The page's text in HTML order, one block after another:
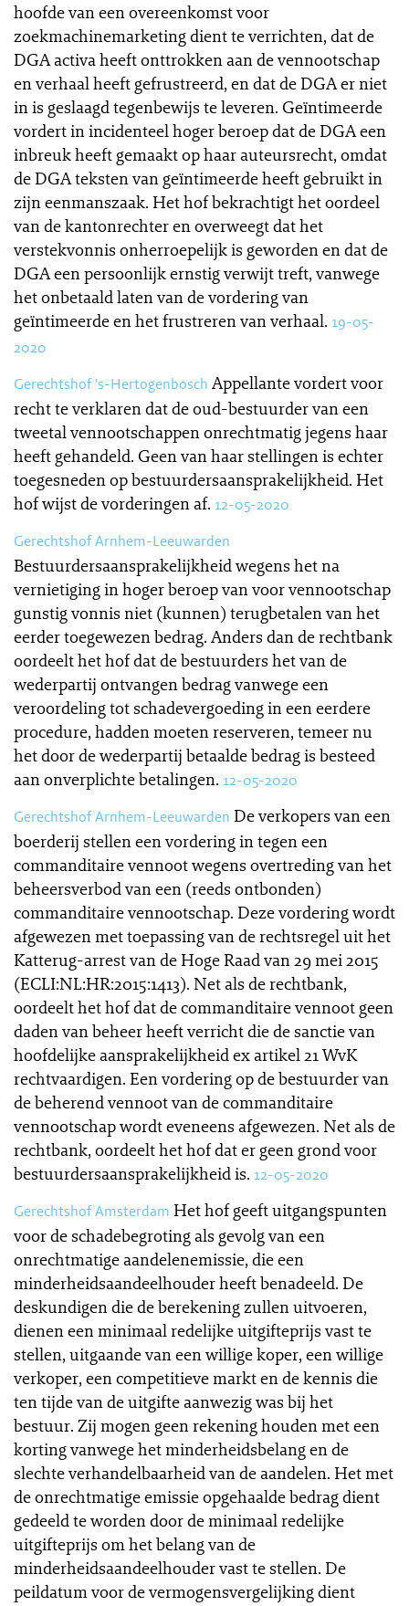
hoofde van een overeenkomst voor
zoekmachinemarketing dient te verrichten, dat de
DGA activa heeft onttrokken aan de vennootschap
en verhaal heeft gefrustreerd, en dat de DGA er niet
in is geslaagd tegenbewijs te leveren. Geïntimeerde
vordert in incidenteel hoger beroep dat de DGA een
inbreuk heeft gemaakt op haar auteursrecht, omdat
de DGA teksten van geïntimeerde heeft gebruikt in
zijn eenmanszaak. Het hof bekrachtigt het oordeel
van de kantonrechter en overweegt dat het
verstekvonnis onherroepelijk is geworden en dat de
DGA een persoonlijk ernstig verwijt treft, vanwege
het onbetaald laten van de vordering van
geïntimeerde en het frustreren van verhaal. 19-05-
2020
Gerechtshof 's-Hertogenbosch Appellante vordert voor
recht te verklaren dat de oud-bestuurder van een
tweetal vennootschappen onrechtmatig jegens haar
heeft gehandeld. Geen van haar stellingen is echter
toegesneden op bestuurdersaansprakelijkheid. Het
hof wijst de vorderingen af. 12-05-2020
Gerechtshof Arnhem-Leeuwarden
Bestuurdersaansprakelijkheid wegens het na
vernietiging in hoger beroep van voor vennootschap
gunstig vonnis niet (kunnen) terugbetalen van het
eerder toegewezen bedrag. Anders dan de rechtbank
oordeelt het hof dat de bestuurders het van de
wederpartij ontvangen bedrag vanwege een
veroordeling tot schadevergoeding in een eerdere
procedure, hadden moeten reserveren, temeer nu
het door de wederpartij betaalde bedrag is besteed
aan onverplichte betalingen. 12-05-2020
Gerechtshof Arnhem-Leeuwarden De verkopers van een
boerderij stellen een vordering in tegen een
commanditaire vennoot wegens overtreding van het
beheersverbod van een (reeds ontbonden)
commanditaire vennootschap. Deze vordering wordt
afgewezen met toepassing van de rechtsregel uit het
Katterug-arrest van de Hoge Raad van 29 mei 2015
(ECLI:NL:HR:2015:1413). Net als de rechtbank,
oordeelt het hof dat de commanditaire vennoot geen
daden van beheer heeft verricht die de sanctie van
hoofdelijke aansprakelijkheid ex artikel 21 WvK
rechtvaardigen. Een vordering op de bestuurder van
de beherend vennoot van de commanditaire
vennootschap wordt eveneens afgewezen. Net als de
rechtbank, oordeelt het hof dat er geen grond voor
bestuurdersaansprakelijkheid is. 12-05-2020
Gerechtshof Amsterdam Het hof geeft uitgangspunten
voor de schadebegroting als gevolg van een
onrechtmatige aandelenemissie, die een
minderheidsaandeelhouder heeft benadeeld. De
deskundigen die de berekening zullen uitvoeren,
dienen een minimaal redelijke uitgifteprijs vast te
stellen, uitgaande van een willige koper, een willige
verkoper, een competitieve markt en de kennis die
ten tijde van de uitgifte aanwezig was bij het
bestuur. Zij mogen geen rekening houden met een
korting vanwege het minderheidsbelang en de
slechte verhandelbaarheid van de aandelen. Het met
de onrechtmatige emissie opgehaalde bedrag dient
gedeeld te worden door de minimaal redelijke
uitgifteprijs om het belang van de
minderheidsaandeelhouder vast te stellen. De
peildatum voor de vermogensvergelijking dient